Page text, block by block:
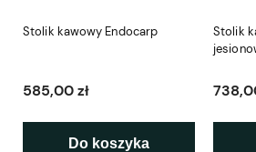
Stolik kawowy Endocarp
585,00 zł
Do koszyka
Stolik